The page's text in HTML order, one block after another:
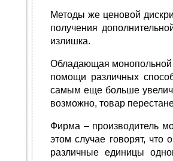
Методы же ценовой
получения
излишка.
Обладающая монопольной
помощи различных
самым еще больше
возможно, товар
Фирма – производитель
этом случае говорят,
различные единицы